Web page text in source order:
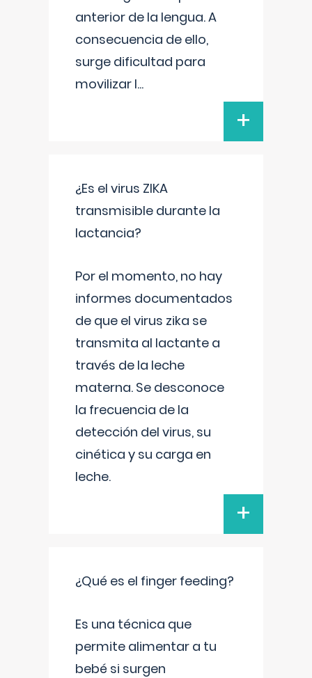
anterior de la lengua. A
consecuencia de ello,
surge dificultad para
movilizar l...
+
¿Es el virus ZIKA
transmisible durante la
lactancia?
Por el momento, no hay
informes documentados
de que el virus zika se
transmita al lactante a
través de la leche
materna. Se desconoce
la frecuencia de la
detección del virus, su
cinética y su carga en
leche.
+
¿Qué es el finger feeding?
Es una técnica que
permite alimentar a tu
bebé si surgen